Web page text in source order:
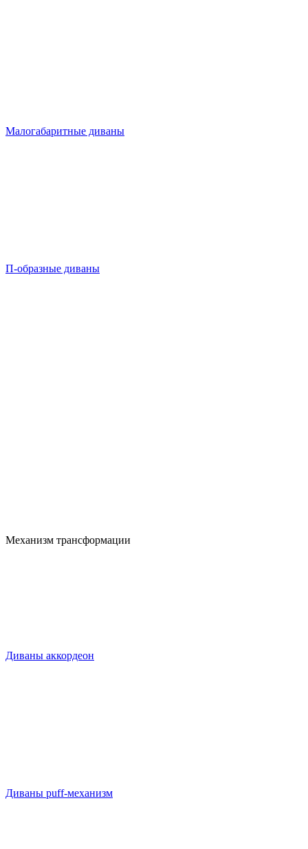
Малогабаритные диваны
П-образные диваны
Механизм трансформации
Диваны аккордеон
Диваны puff-механизм